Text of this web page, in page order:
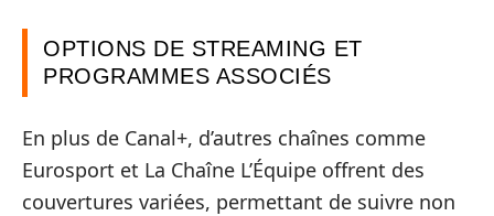
OPTIONS DE STREAMING ET
PROGRAMMES ASSOCIÉS
En plus de Canal+, d’autres chaînes comme
Eurosport et La Chaîne L’Équipe offrent des
couvertures variées, permettant de suivre non